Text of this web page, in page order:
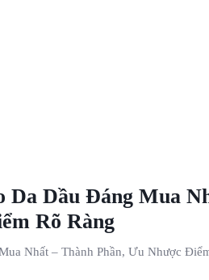
Da Dầu Đáng Mua
Rõ Ràng
Nhất – Thành Phần, Ưu Nhược